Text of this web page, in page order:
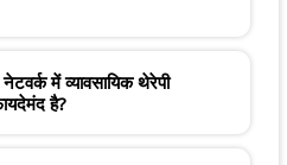
में व्यावसायिक थेरेपी
है?